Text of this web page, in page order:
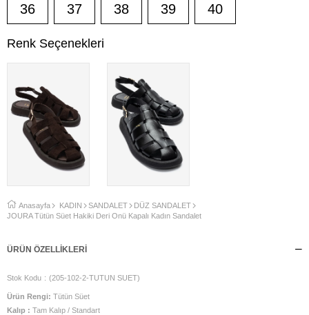
36 37 38 39 40
Renk Seçenekleri
Anasayfa KADIN SANDALET
DÜZ SANDALET
JOURA Tütün Süet Hakiki Deri Önü Kapalı Kadın Sandalet
ÜRÜN ÖZELLIKLERI
Stok Kodu (205-102-2-TUTUN SUET)
Ürün Rengi: Tütün Süet
Kalıp : Tam Kalıp / Standart